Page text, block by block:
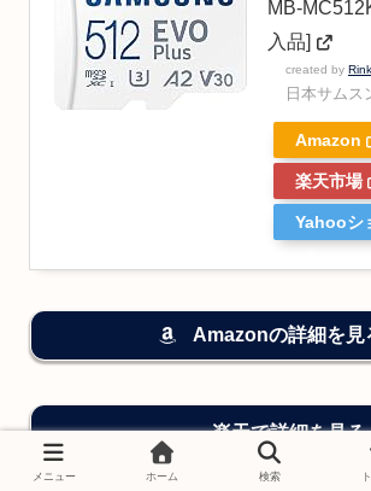
MB-
入品]
created by
日本サムス
Amazon
楽天市場
Yahooシ
Amazonの詳細を見
楽天で詳細を見る
メニュー ホーム 検索